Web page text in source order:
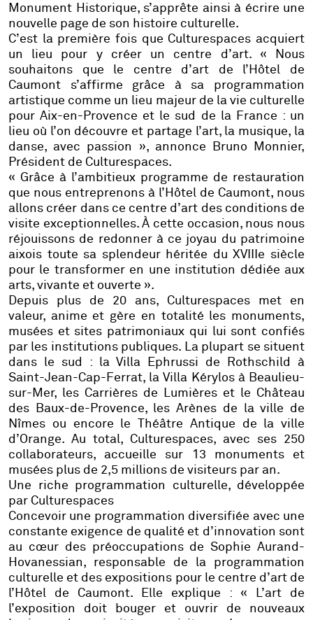
Monument Historique, s’apprête ainsi à écrire une
nouvelle page de son histoire culturelle.
C’est la première fois que Culturespaces acquiert
un lieu pour y créer un centre d’art. «
Nous
souhaitons que le centre d’art de l’Hôtel de
Caumont s’affirme grâce à sa programmation
artistique comme un lieu majeur de la vie culturelle
pour Aix-en-Provence et le sud de la France : un
lieu où l’on découvre et partage l’art, la musique, la
danse, avec passion
», annonce
Bruno Monnier,
Président de Culturespaces.
« Grâce à l’ambitieux programme de restauration
que nous entreprenons à l’Hôtel de Caumont, nous
allons créer dans ce centre d’art des conditions de
visite exceptionnelles. À cette occasion, nous nous
réjouissons de redonner à ce joyau du patrimoine
aixois toute sa splendeur héritée du XVIIIe siècle
pour le transformer en une institution dédiée aux
arts, vivante et ouverte ».
Depuis plus de 20 ans, Culturespaces met en
valeur, anime et gère en totalité les monuments,
musées et sites patrimoniaux qui lui sont confiés
par les institutions publiques. La plupart se situent
dans le sud : la Villa Ephrussi de Rothschild à
Saint-Jean-Cap-Ferrat, la Villa Kérylos à Beaulieu-
sur-Mer, les Carrières de Lumières et le Château
des Baux-de-Provence, les Arènes de la ville de
Nîmes ou encore le Théâtre Antique de la ville
d’Orange. Au total, Culturespaces, avec ses 250
collaborateurs, accueille sur 13 monuments et
musées plus de 2,5 millions de visiteurs par an.
Une riche programmation culturelle, développée
par Culturespaces
Concevoir une programmation diversifiée avec une
constante exigence de qualité et d’innovation sont
au cœur des préoccupations deSophie Aurand-
Hovanessian, responsable de la programmation
culturelle et des expositions pour le centre d’art de
l’Hôtel de Caumont. Elle explique : «
L’art de
l’exposition doit bouger et ouvrir de nouveaux